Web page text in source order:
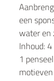
een
water en
Inhoud:
1